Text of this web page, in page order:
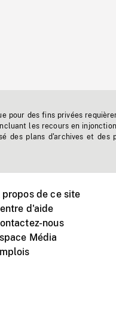
pour des fins privées
les recours en
des plans d'archives et des
propos de ce site
d'aide
nous
Média